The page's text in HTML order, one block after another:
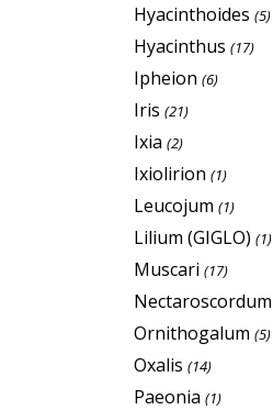
Hyacinthoides (5)
Hyacinthus (17)
Ipheion (6)
Iris (21)
Ixia (2)
Ixiolirion (1)
Leucojum (1)
Lilium (GIGLO) (1)
Muscari (17)
Nectaroscordum
Ornithogalum (5)
Oxalis (14)
Paeonia (1)